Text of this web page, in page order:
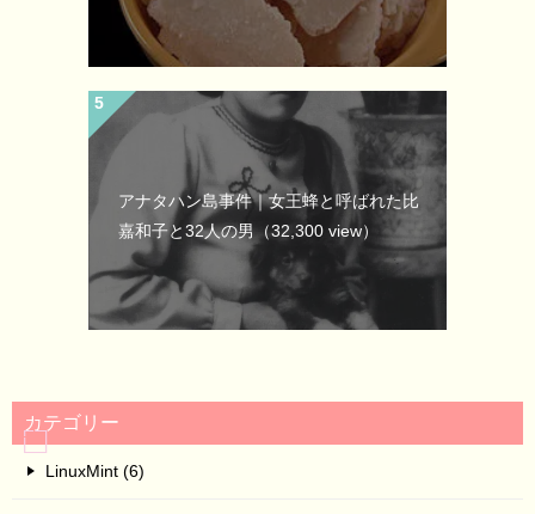
アナタハン島事件｜女王蜂と呼ばれた比
嘉和子と32人の男（32,300 view）
カテゴリー
LinuxMint (6)